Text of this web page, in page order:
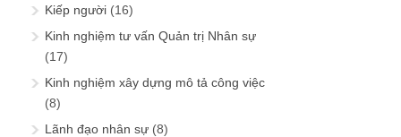
Kiếp người (16)
Kinh nghiệm tư vấn Quản trị Nhân sự
(17)
Kinh nghiệm xây dựng mô tả công việc
(8)
Lãnh đạo nhân sự (8)